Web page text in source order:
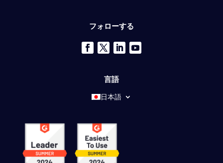
フォローする
言語
日本語